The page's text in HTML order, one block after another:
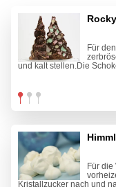
Für
und kalt stellen.Die
Für
Kristallzucker nach und